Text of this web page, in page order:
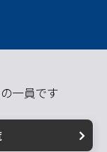
の一員です